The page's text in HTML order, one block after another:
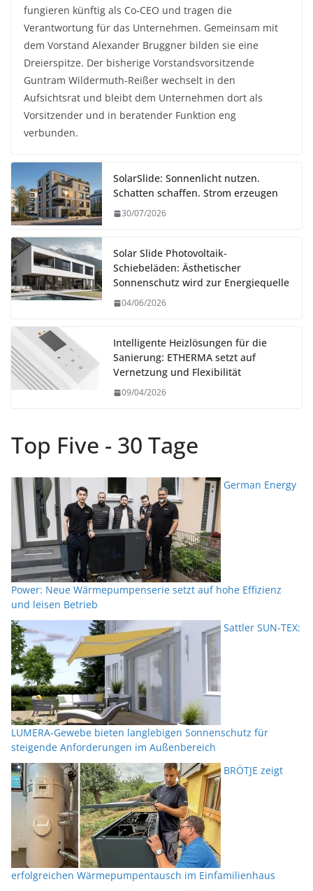
fungieren künftig als Co-CEO und tragen die
Verantwortung für das Unternehmen. Gemeinsam mit
dem Vorstand Alexander Bruggner bilden sie eine
Dreierspitze. Der bisherige Vorstandsvorsitzende
Guntram Wildermuth-Reißer wechselt in den
Aufsichtsrat und bleibt dem Unternehmen dort als
Vorsitzender und in beratender Funktion eng
verbunden.
SolarSlide: Sonnenlicht nutzen.
Schatten schaffen. Strom erzeugen
30/07/2026
Solar Slide Photovoltaik-
Schiebeläden: Ästhetischer
Sonnenschutz wird zur Energiequelle
04/06/2026
Intelligente Heizlösungen für die
Sanierung: ETHERMA setzt auf
Vernetzung und Flexibilität
09/04/2026
Top Five - 30 Tage
German Energy
Power: Neue Wärmepumpenserie setzt auf hohe Effizienz
und leisen Betrieb
Sattler SUN-TEX:
LUMERA-Gewebe bieten langlebigen Sonnenschutz für
steigende Anforderungen im Außenbereich
BRÖTJE zeigt
erfolgreichen Wärmepumpentausch im Einfamilienhaus